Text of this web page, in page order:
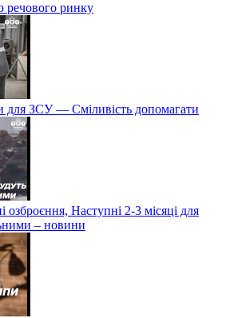
речового ринку
для ЗСУ — Сміливість допомагати
озброєння, Наступні 2-3 місяці для
– новини